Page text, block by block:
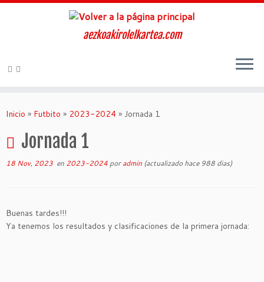
aezkoakirolelkartea.com
Inicio » Futbito » 2023-2024 » Jornada 1
Jornada 1
18 Nov, 2023 en 2023-2024 poradmin (actualizado hace 988 dias)
Buenas tardes!!!
Ya tenemos los resultados y clasificaciones de la primera jornada: